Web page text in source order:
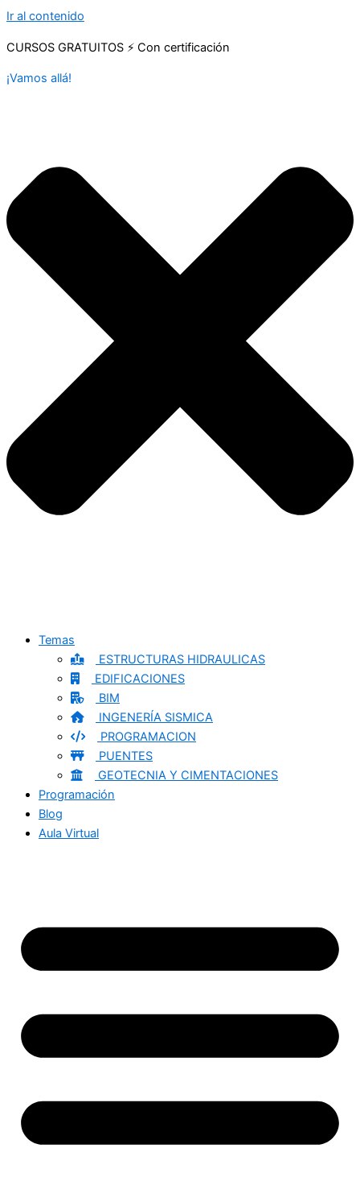
Ir al contenido
CURSOS GRATUITOS ⚡ Con certificación
¡Vamos allá!
Temas
ESTRUCTURAS HIDRAULICAS
EDIFICACIONES
BIM
INGENERÍA SISMICA
PROGRAMACION
PUENTES
GEOTECNIA Y CIMENTACIONES
Programación
Blog
Aula Virtual